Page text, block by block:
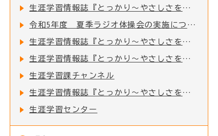
生涯学習情報誌『とっかり～やさしさをはぐくむ～』第43号発行！
令和5年度 夏季ラジオ体操会の実施について
生涯学習情報誌『とっかり～やさしさをはぐくむ～』第42号発行！
生涯学習情報誌『とっかり～やさしさをはぐくむ～』第41号発行！
生涯学習課チャンネル
生涯学習情報誌『とっかり～やさしさをはぐくむ～』
生涯学習センター